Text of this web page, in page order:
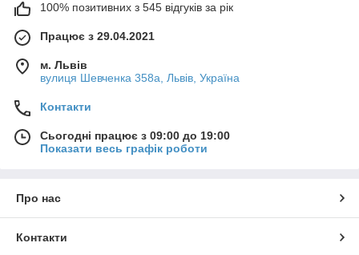
100% позитивних з 545 відгуків за рік
Працює з 29.04.2021
м. Львів
вулиця Шевченка 358а, Львів, Україна
Контакти
Сьогодні працює з 09:00 до 19:00
Показати весь графік роботи
Про нас
Контакти